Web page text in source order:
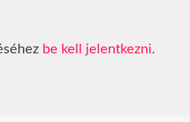
be kell jelentkezni.